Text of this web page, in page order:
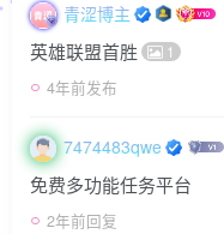
青涩博主
英雄联盟首胜 1
4年前发布
7474483qwe
免费多功能任务平台
2年前回复